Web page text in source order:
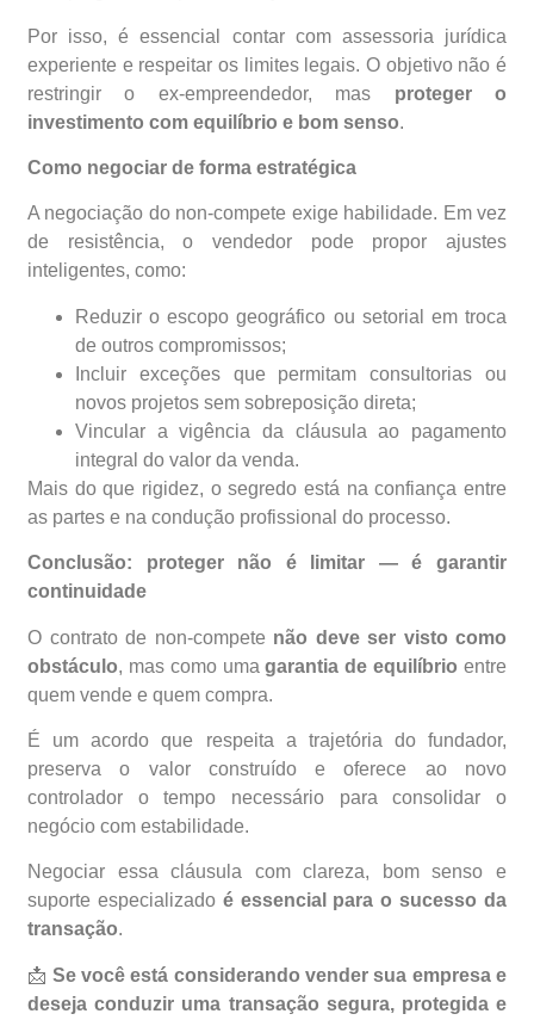
Por isso, é essencial contar com assessoria jurídica
experiente e respeitar os limites legais. O objetivo não é
restringir o ex-empreendedor, mas proteger o
investimento com equilíbrio e bom senso.
Como negociar de forma estratégica
A negociação do non-compete exige habilidade. Em vez
de resistência, o vendedor pode propor ajustes
inteligentes, como:
Reduzir o escopo geográfico ou setorial em troca
de outros compromissos;
Incluir exceções que permitam consultorias ou
novos projetos sem sobreposição direta;
Vincular a vigência da cláusula ao pagamento
integral do valor da venda.
Mais do que rigidez, o segredo está na confiança entre
as partes e na condução profissional do processo.
Conclusão: proteger não é limitar — é garantir
continuidade
O contrato de non-compete não deve ser visto como
obstáculo, mas como umagarantia de equilíbrio entre
quem vende e quem compra.
É um acordo que respeita a trajetória do fundador,
preserva o valor construído e oferece ao novo
controlador o tempo necessário para consolidar o
negócio com estabilidade.
Negociar essa cláusula com clareza, bom senso e
suporte especializado é essencial para o sucesso da
transação.
📩 Se você está considerando vender sua empresa e
deseja conduzir uma transação segura, protegida e